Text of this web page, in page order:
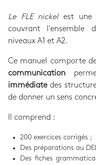
Le FLE nickelest une
couvrant l'ensemble
niveaux A1 et A2.
Ce manuel comporte
communication
immédiatedes
de donner un sens
Il comprend :
200 exercices corrigés ;
Des préparations au
Des fiches